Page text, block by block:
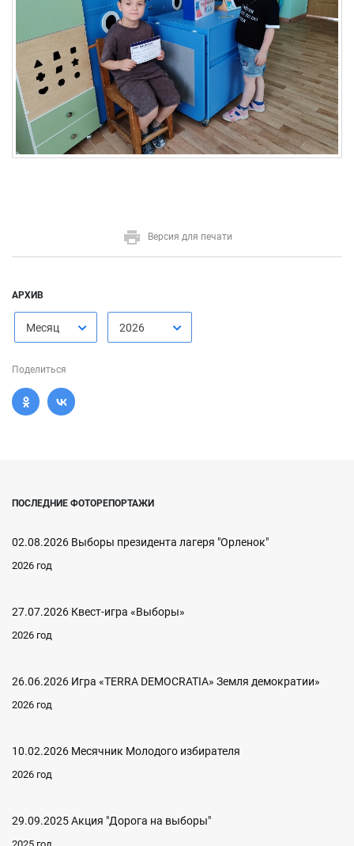
Версия для печати
АРХИВ
Месяц 2026
Поделиться
ПОСЛЕДНИЕ ФОТОРЕПОРТАЖИ
02.08.2026 Выборы президента лагеря "Орленок"
2026 год
27.07.2026 Квест-игра «Выборы»
2026 год
26.06.2026 Игра «TERRA DEMOCRATIA» Земля демократии»
2026 год
10.02.2026 Месячник Молодого избирателя
2026 год
29.09.2025 Акция "Дорога на выборы"